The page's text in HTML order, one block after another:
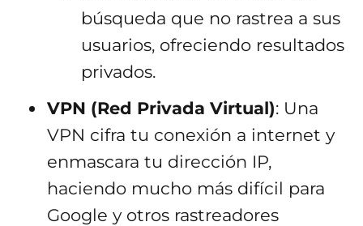
búsqueda que no rastrea a sus
usuarios, ofreciendo resultados
privados.
VPN (Red Privada Virtual): Una
VPN cifra tu conexión a internet y
enmascara tu dirección IP,
haciendo mucho más difícil para
Google y otros rastreadores